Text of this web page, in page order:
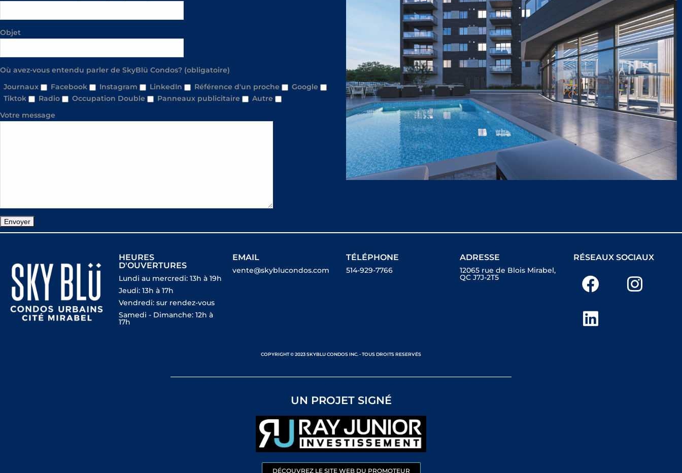
Objet
Où avez-vous entendu parler de SkyBlü Condos? (obligatoire)
Journaux
Facebook Instagram LinkedIn Référence d'un proche
Google
Tiktok
Radio Occupation Double Panneaux publicitaire
Autre
Votre message
HEURES
D'OUVERTURES
Lundi au mercredi: 13h à 19h
Jeudi: 13h à 17h
Vendredi: sur rendez-vous
Samedi - Dimanche: 12h à
17h
EMAIL
vente@skyblucondos.com
TÉLÉPHONE
514-929-7766
ADRESSE
12065 rue de Blois Mirabel,
QC J7J-2T5
RÉSEAUX SOCIAUX
COPYRIGHT © 2023 SKYBLU CONDOS INC. - TOUS DROITS RESERVÉS
UN PROJET SIGNÉ
DÉCOUVREZ LE SITE WEB DU PROMOTEUR